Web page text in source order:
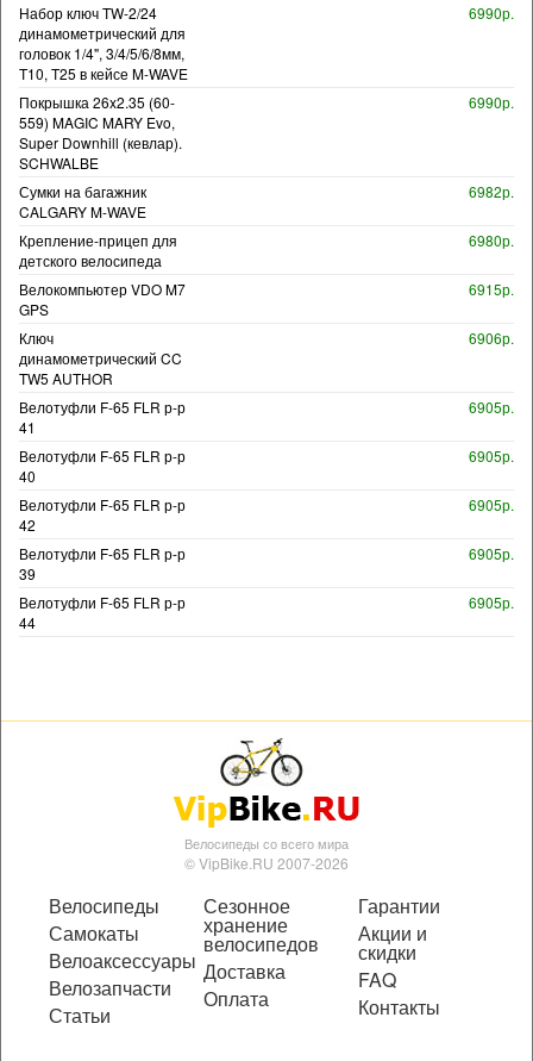
Набор ключ TW-2/24
динамометрический для
головок 1/4", 3/4/5/6/8мм,
T10, T25 в кейсе M-WAVE
6990р.
Покрышка 26x2.35 (60-
559) MAGIC MARY Evo,
Super Downhill (кевлар).
SCHWALBE
6990р.
Сумки на багажник
CALGARY M-WAVE
6982р.
Крепление-прицеп для
детского велосипеда
6980р.
Велокомпьютер VDO M7
GPS
6915р.
Ключ
динамометрический CC
TW5 AUTHOR
6906р.
Велотуфли F-65 FLR р-р
41
6905р.
Велотуфли F-65 FLR р-р
40
6905р.
Велотуфли F-65 FLR р-р
42
6905р.
Велотуфли F-65 FLR р-р
39
6905р.
Велотуфли F-65 FLR р-р
44
6905р.
Велосипеды со всего мира
© VipBike.RU 2007-2026
Велосипеды
Самокаты
Велоаксессуары
Велозапчасти
Статьи
Сезонное
хранение
велосипедов
Доставка
Оплата
Гарантии
Акции и
скидки
FAQ
Контакты